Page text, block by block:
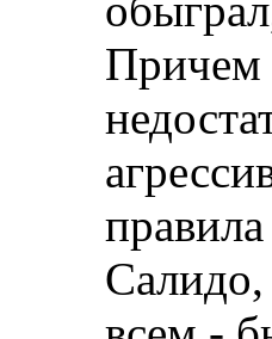
Причем